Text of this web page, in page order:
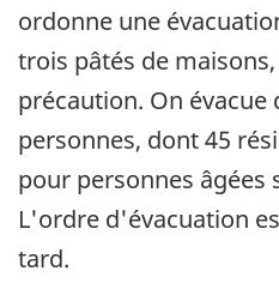
ordonne une
trois pâtés de
précaution. On évacue
personnes, dont 45
pour personnes âgées
L'ordre d'évacuation
tard.